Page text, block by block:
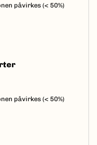
påvirkes (< 50%)
påvirkes (< 50%)